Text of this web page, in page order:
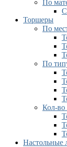
По
Торшеры
По
По
Кол-во
Настольные